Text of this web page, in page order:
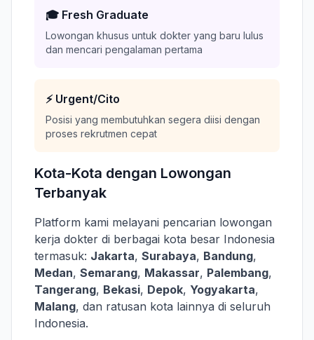
🎓 Fresh Graduate
Lowongan khusus untuk dokter yang baru lulus
dan mencari pengalaman pertama
⚡ Urgent/Cito
Posisi yang membutuhkan segera diisi dengan
proses rekrutmen cepat
Kota-Kota dengan Lowongan
Terbanyak
Platform kami melayani pencarian lowongan
kerja dokter di berbagai kota besar Indonesia
termasuk: Jakarta, Surabaya, Bandung,
Medan, Semarang, Makassar, Palembang,
Tangerang, Bekasi, Depok, Yogyakarta,
Malang, dan ratusan kota lainnya di seluruh
Indonesia.